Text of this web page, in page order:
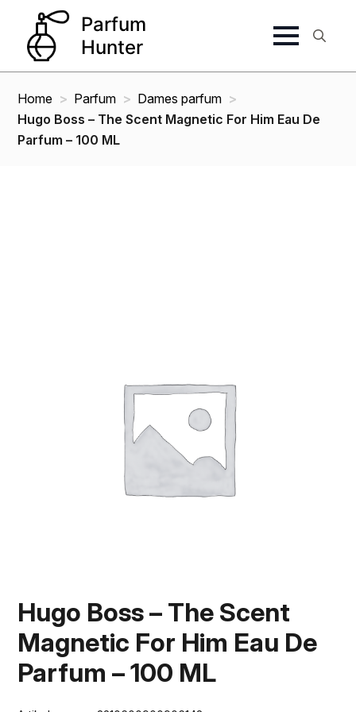
Home Parfum
Dames parfum
Hugo Boss – The Scent Magnetic For Him Eau De
Parfum – 100 ML
Hugo Boss – The Scent
Magnetic For Him Eau De
Parfum – 100 ML